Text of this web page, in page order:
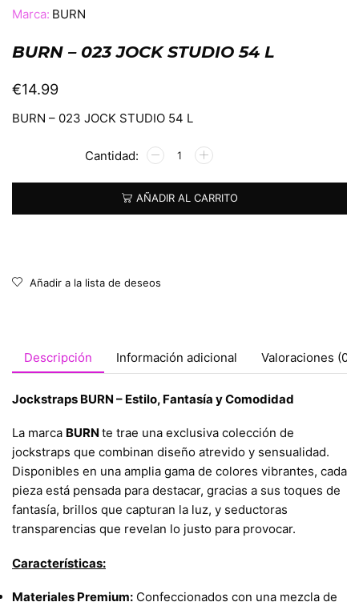
Marca: BURN
BURN – 023 JOCK STUDIO 54 L
€14.99
BURN – 023 JOCK STUDIO 54 L
AÑADIR AL CARRITO
Alternative:
Añadir a la lista de deseos
Descripción Información adicional Valoraciones (0)
Jockstraps BURN – Estilo, Fantasía y Comodidad
La marca BURN te trae una exclusiva colección de
jockstraps que combinan diseño atrevido y sensualidad.
Disponibles en una amplia gama de colores vibrantes, cada
pieza está pensada para destacar, gracias a sus toques de
fantasía, brillos que capturan la luz, y seductoras
transparencias que revelan lo justo para provocar.
Características:
Materiales Premium: Confeccionados con una mezcla de